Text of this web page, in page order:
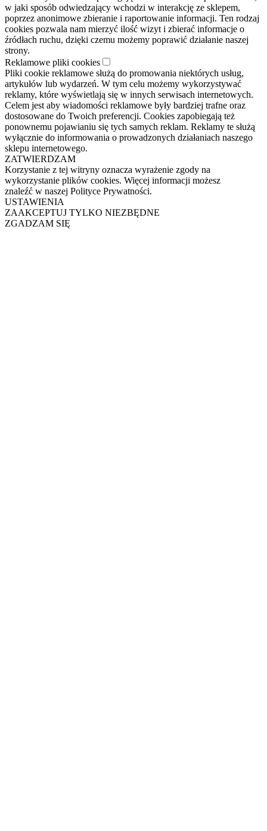
w jaki sposób odwiedzający wchodzi w interakcję ze sklepem,
poprzez anonimowe zbieranie i raportowanie informacji. Ten rodzaj
cookies pozwala nam mierzyć ilość wizyt i zbierać informacje o
źródłach ruchu, dzięki czemu możemy poprawić działanie naszej
strony.
Reklamowe pliki cookies
Pliki cookie reklamowe służą do promowania niektórych usług,
artykułów lub wydarzeń. W tym celu możemy wykorzystywać
reklamy, które wyświetlają się w innych serwisach internetowych.
Celem jest aby wiadomości reklamowe były bardziej trafne oraz
dostosowane do Twoich preferencji. Cookies zapobiegają też
ponownemu pojawianiu się tych samych reklam. Reklamy te służą
wyłącznie do informowania o prowadzonych działaniach naszego
sklepu internetowego.
ZATWIERDZAM
Korzystanie z tej witryny oznacza wyrażenie zgody na
wykorzystanie plików cookies. Więcej informacji możesz
znaleźć w naszej Polityce Prywatności.
USTAWIENIA
ZAAKCEPTUJ TYLKO NIEZBĘDNE
ZGADZAM SIĘ